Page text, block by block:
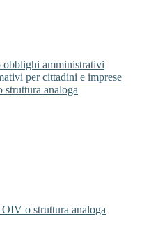
obblighi amministrativi
per cittadini e imprese
analoga
o struttura analoga